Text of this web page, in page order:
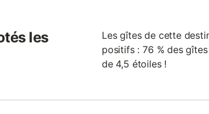
les
Les gîtes de cette
positifs : 76 % des
de 4,5 étoiles !